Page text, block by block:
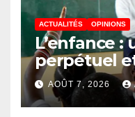
ACTUALITÉS OPINIONS
L’enfance :
perpétuel
étape de la
AOÛT 7, 2026